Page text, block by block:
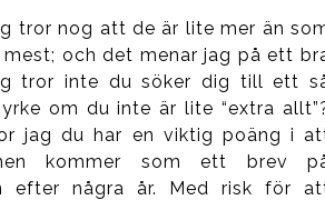
tror nog att de är lite mer än
och det menar jag på ett
tror inte du söker dig till ett
om du inte är lite “extra
jag du har en viktig poäng i
kommer som ett brev
efter några år. Med risk för